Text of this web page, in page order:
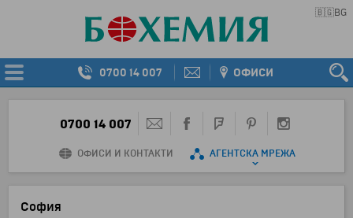
🇧🇬BG
0700 14 007 ОФИСИ
0700 14 007
ОФИСИ И КОНТАКТИ АГЕНТСКА МРЕЖА
София